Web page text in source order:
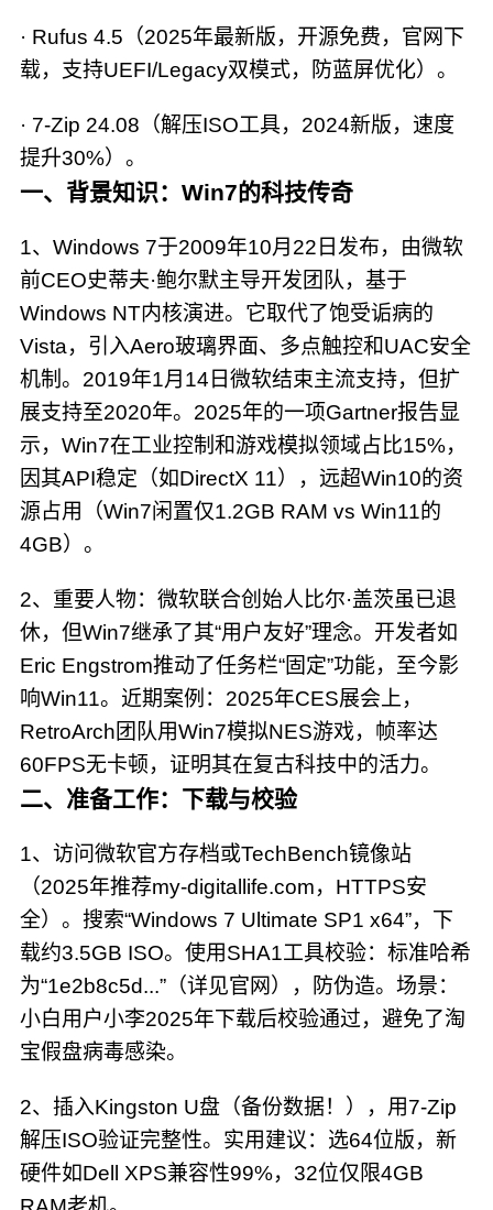
· Rufus 4.5（2025年最新版，开源免费，官网下
载，支持UEFI/Legacy双模式，防蓝屏优化）。
· 7-Zip 24.08（解压ISO工具，2024新版，速度
提升30%）。
一、背景知识：Win7的科技传奇
1、Windows 7于2009年10月22日发布，由微软
前CEO史蒂夫·鲍尔默主导开发团队，基于
Windows NT内核演进。它取代了饱受诟病的
Vista，引入Aero玻璃界面、多点触控和UAC安全
机制。2019年1月14日微软结束主流支持，但扩
展支持至2020年。2025年的一项Gartner报告显
示，Win7在工业控制和游戏模拟领域占比15%，
因其API稳定（如DirectX 11），远超Win10的资
源占用（Win7闲置仅1.2GB RAM vs Win11的
4GB）。
2、重要人物：微软联合创始人比尔·盖茨虽已退
休，但Win7继承了其“用户友好”理念。开发者如
Eric Engstrom推动了任务栏“固定”功能，至今影
响Win11。近期案例：2025年CES展会上，
RetroArch团队用Win7模拟NES游戏，帧率达
60FPS无卡顿，证明其在复古科技中的活力。
二、准备工作：下载与校验
1、访问微软官方存档或TechBench镜像站
（2025年推荐my-digitallife.com，HTTPS安
全）。搜索“Windows 7 Ultimate SP1 x64”，下
载约3.5GB ISO。使用SHA1工具校验：标准哈希
为“1e2b8c5d...”（详见官网），防伪造。场景：
小白用户小李2025年下载后校验通过，避免了淘
宝假盘病毒感染。
2、插入Kingston U盘（备份数据！），用7-Zip
解压ISO验证完整性。实用建议：选64位版，新
硬件如Dell XPS兼容性99%，32位仅限4GB